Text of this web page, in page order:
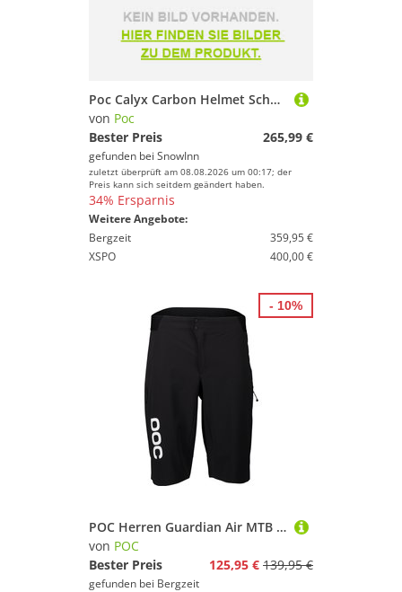
Poc Calyx Carbon Helmet Schwarz XL-2XL
von Poc
Bester Preis
265,99 €
gefunden bei SnowInn
zuletzt überprüft am 08.08.2026 um 00:17; der
Preis kann sich seitdem geändert haben.
34% Ersparnis
Weitere Angebote:
Bergzeit
359,95 €
XSPO
400,00 €
POC Herren Guardian Air MTB Hose kurz
von POC
Bester Preis
125,95 € 139,95 €
gefunden bei Bergzeit
- 10%